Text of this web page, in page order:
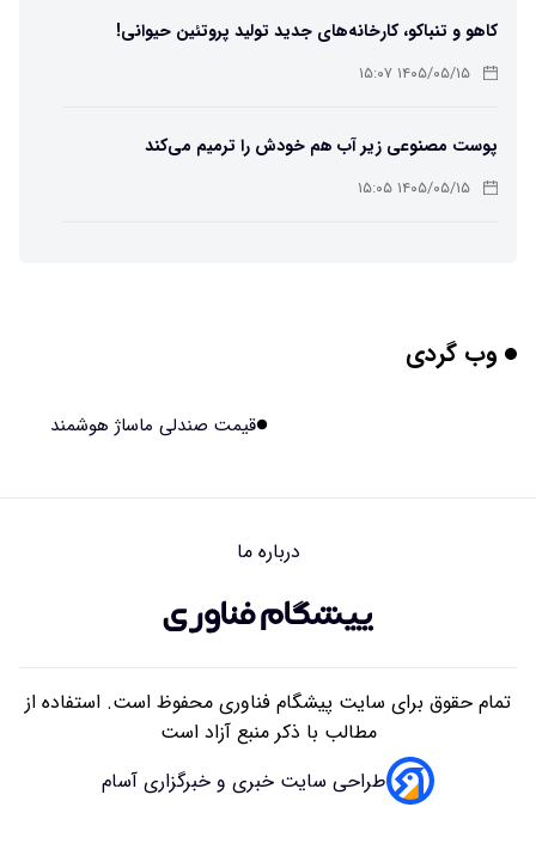
کاهو و تنباکو، کارخانه‌های جدید تولید پروتئین حیوانی!
۱۴۰۵/۰۵/۱۵ ۱۵:۰۷
پوست مصنوعی زیر آب هم خودش را ترمیم می‌کند
۱۴۰۵/۰۵/۱۵ ۱۵:۰۵
برنج فضایی چین به مرحله برداشت رسید
ایرانی‌ها چقدر از هوش مصنوعی استفاده می‌کنند؟
وب گردی
قیمت صندلی ماساژ هوشمند
درباره ما
تمام حقوق برای سایت پیشگام فناوری محفوظ است. استفاده از
مطالب با ذکر منبع آزاد است
طراحی سایت خبری و خبرگزاری آسام